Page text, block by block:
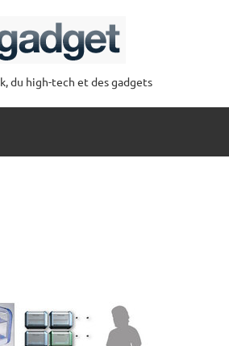
du high-tech et des gadgets